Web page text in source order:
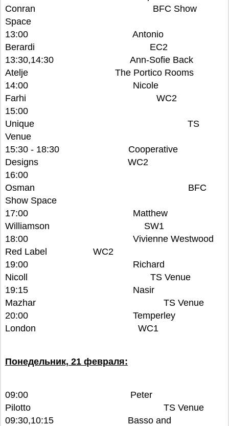
Conran BFC Show
Space
13:00 Antonio
Berardi EC2
13:30,14:30 Ann-Sofie Back
Atelje The Portico Rooms
14:00 Nicole
Farhi WC2
15:00
Unique TS
Venue
15:30 - 18:30 Cooperative
Designs WC2
16:00
Osman BFC
Show Space
17:00 Matthew
Williamson SW1
18:00 Vivienne Westwood
Red Label WC2
19:00 Richard
Nicoll TS Venue
19:15 Nasir
Mazhar TS Venue
20:00 Temperley
London WC1
Понедельник, 21 февраля:
09:00 Peter
Pilotto TS Venue
09:30,10:15 Basso and